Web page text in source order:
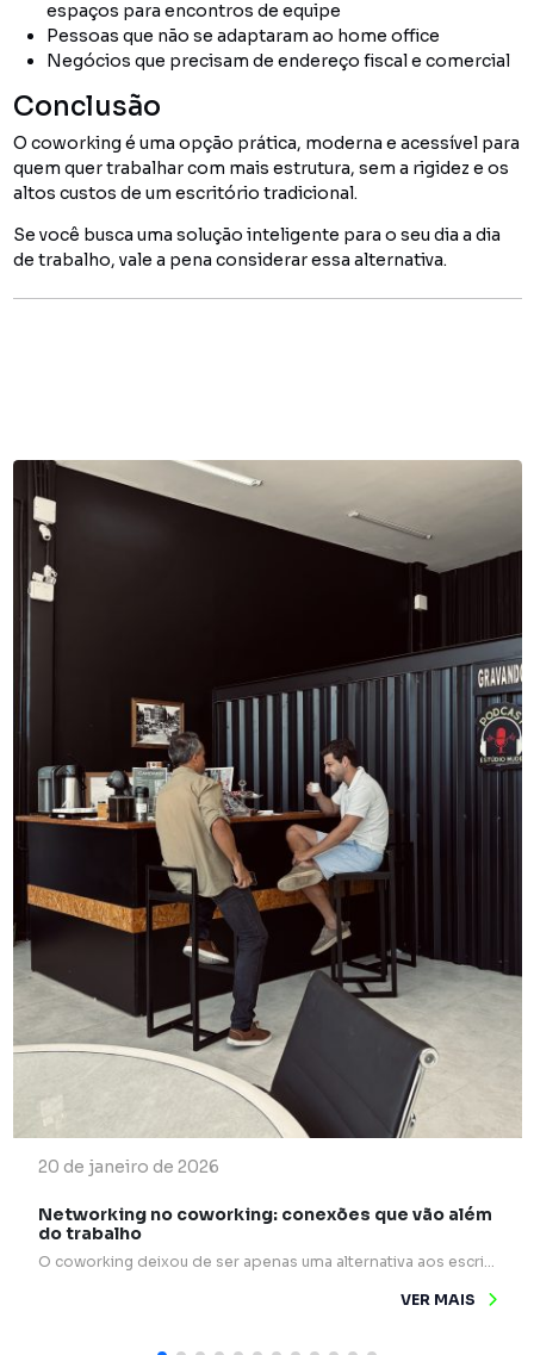
espaços para encontros de equipe
Pessoas que não se adaptaram ao home office
Negócios que precisam de endereço fiscal e comercial
Conclusão
O coworking é uma opção prática, moderna e acessível para
quem quer trabalhar com mais estrutura, sem a rigidez e os
altos custos de um escritório tradicional.
Se você busca uma solução inteligente para o seu dia a dia
de trabalho, vale a pena considerar essa alternativa.
20 de janeiro de 2026
Networking no coworking: conexões que vão além
do trabalho
O coworking deixou de ser apenas uma alternativa aos escritórios tradicionais e passou a ocupar um papel estratégico na forma como profissionais e empresas se relacionam. Mais do que mesas compartilhadas e internet rápida, esses espaços são verdadeiros pontos de encontro para ideias, experiências e oportunidades. Um dos grandes diferenciais do coworking é o networking […]
VER MAIS